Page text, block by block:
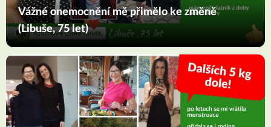
Vážné onemocnění mě přimělo ke změně
(Libuše, 75 let)